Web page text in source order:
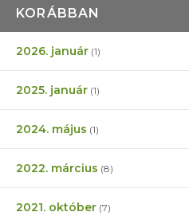
KORÁBBAN
2026. január (1)
2025. január (1)
2024. május (1)
2022. március (8)
2021. október (7)